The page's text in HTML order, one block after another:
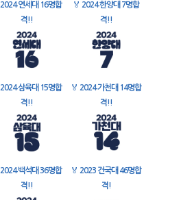
2024 연세대 16명합
격!!
🏅 2024 한양대 7명합
격!!
2024 삼육대 15명합
격!!
🏅 2024 가천대 14명합
격!!
2024 백석대 36명합
격!!
🏅 2023 건국대 46명합
격!